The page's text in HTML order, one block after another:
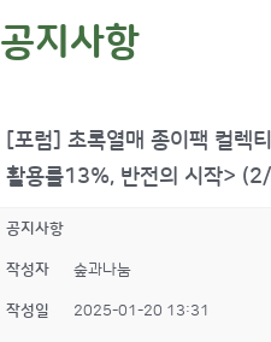
공지사항
[포럼] 초록열매 종이팩 컬렉
활용률13%, 반전의 시작>
공지사항
작성자 숲과나눔
작성일 2025-01-20 13:31